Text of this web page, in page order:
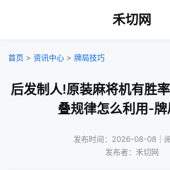
禾切网
首页 > 资讯中心 > 牌局技巧
后发制人!原装麻将机有胜
叠规律怎么利用-
发布时间：2026-08-08｜
发布者：禾切网